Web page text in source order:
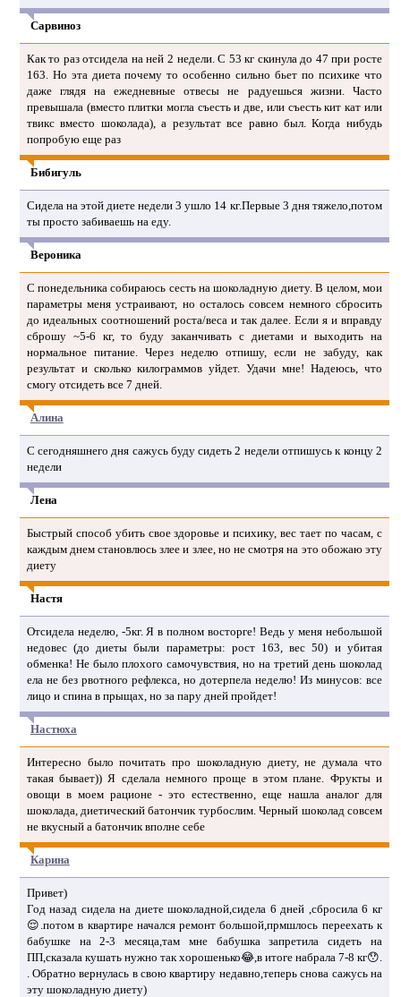
Сарвиноз
Как то раз отсидела на ней 2 недели. С 53 кг скинула до 47 при росте
163. Но эта диета почему то особенно сильно бьет по психике что
даже глядя на ежедневные отвесы не радуешься жизни. Часто
превышала (вместо плитки могла съесть и две, или съесть кит кат или
твикс вместо шоколада), а результат все равно был. Когда нибудь
попробую еще раз
Бибигуль
Сидела на этой диете недели 3 ушло 14 кг.Первые 3 дня тяжело,потом
ты просто забиваешь на еду.
Вероника
С понедельника собираюсь сесть на шоколадную диету. В целом, мои
параметры меня устраивают, но осталось совсем немного сбросить
до идеальных соотношений роста/веса и так далее. Если я и вправду
сброшу ~5-6 кг, то буду заканчивать с диетами и выходить на
нормальное питание. Через неделю отпишу, если не забуду, как
результат и сколько килограммов уйдет. Удачи мне! Надеюсь, что
смогу отсидеть все 7 дней.
Алина
С сегодняшнего дня сажусь буду сидеть 2 недели отпишусь к концу 2
недели
Лена
Быстрый способ убить свое здоровье и психику, вес тает по часам, с
каждым днем становлюсь злее и злее, но не смотря на это обожаю эту
диету
Настя
Отсидела неделю, -5кг. Я в полном восторге! Ведь у меня небольшой
недовес (до диеты были параметры: рост 163, вес 50) и убитая
обменка! Не было плохого самочувствия, но на третий день шоколад
ела не без рвотного рефлекса, но дотерпела неделю! Из минусов: все
лицо и спина в прыщах, но за пару дней пройдет!
Настюха
Интересно было почитать про шоколадную диету, не думала что
такая бывает)) Я сделала немного проще в этом плане. Фрукты и
овощи в моем рационе - это естественно, еще нашла аналог для
шоколада, диетический батончик турбослим. Черный шоколад совсем
не вкусный а батончик вполне себе
Карина
Привет)
Год назад сидела на диете шоколадной,сидела 6 дней ,сбросила 6 кг
😌.потом в квартире начался ремонт большой,прмшлось переехать к
бабушке на 2-3 месяца,там мне бабушка запретила сидеть на
ПП,сказала кушать нужно так хорошенько😂,в итоге набрала 7-8 кг😯.
. Обратно вернулась в свою квартиру недавно,теперь снова сажусь на
эту шоколадную диету)